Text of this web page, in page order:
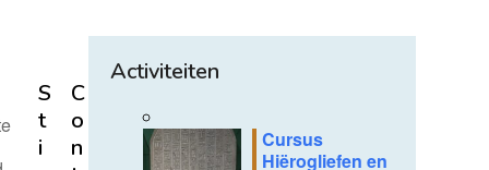
Activiteiten
Cursus
Hiërogliefen en
S
t
i
C
o
n